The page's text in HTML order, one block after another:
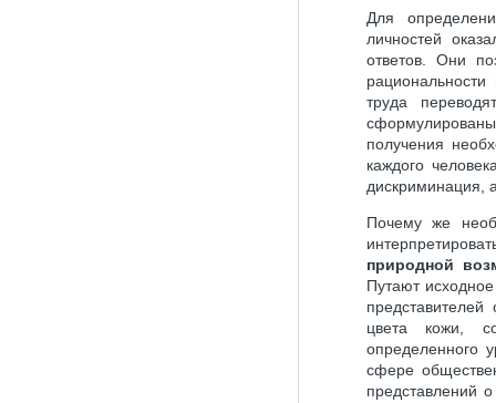
Для
личностей
ответов. Они
труда
получения
каждого
дискриминация,
Почему же
природной
Путают
цвета кожи,
определенного
сфере
представлений